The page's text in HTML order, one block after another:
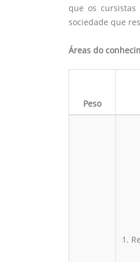
que os
sociedade que
Áreas do
Peso
1.